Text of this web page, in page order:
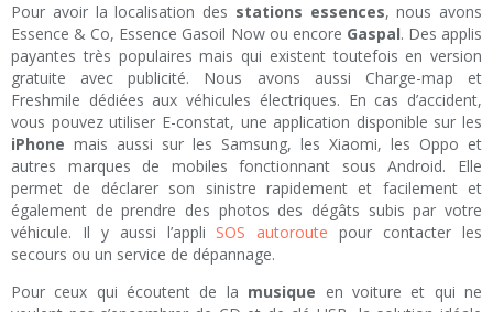
Pour avoir la localisation des stations essences, nous avons
Essence & Co, Essence Gasoil Now ou encore Gaspal. Des applis
payantes très populaires mais qui existent toutefois en version
gratuite avec publicité. Nous avons aussi Charge-map et
Freshmile dédiées aux véhicules électriques. En cas d’accident,
vous pouvez utiliser E-constat, une application disponible sur les
iPhone mais aussi sur les Samsung, les Xiaomi, les Oppo et
autres marques de mobiles fonctionnant sous Android. Elle
permet de déclarer son sinistre rapidement et facilement et
également de prendre des photos des dégâts subis par votre
véhicule. Il y aussi l’appli SOS autoroute pour contacter les
secours ou un service de dépannage.
Pour ceux qui écoutent de la musique en voiture et qui ne